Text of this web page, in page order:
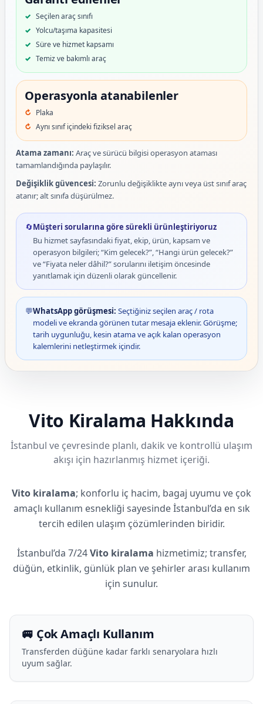
Seçilen araç sınıfı
Yolcu/taşıma kapasitesi
Süre ve hizmet kapsamı
Temiz ve bakımlı araç
Operasyonla atanabilenler
Plaka
Aynı sınıf içindeki fiziksel araç
Atama zamanı: Araç ve sürücü bilgisi operasyon ataması
tamamlandığında paylaşılır.
Değişiklik güvencesi: Zorunlu değişiklikte aynı veya üst sınıf araç
atanır; alt sınıfa düşürülmez.
🔄Müşteri sorularına göre sürekli ürünleştiriyoruz
Bu hizmet sayfasındaki fiyat, ekip, ürün, kapsam ve
operasyon bilgileri; “Kim gelecek?”, “Hangi ürün gelecek?”
ve “Fiyata neler dâhil?” sorularını iletişim öncesinde
yanıtlamak için düzenli olarak güncellenir.
💬WhatsApp görüşmesi: Seçtiğiniz seçilen araç / rota
modeli ve ekranda görünen tutar mesaja eklenir. Görüşme;
tarih uygunluğu, kesin atama ve açık kalan operasyon
kalemlerini netleştirmek içindir.
Vito Kiralama Hakkında
İstanbul ve çevresinde planlı, dakik ve kontrollü ulaşım
akışı için hazırlanmış hizmet içeriği.
Vito kiralama; konforlu iç hacim, bagaj uyumu ve çok
amaçlı kullanım esnekliği sayesinde İstanbul’da en sık
tercih edilen ulaşım çözümlerinden biridir.
İstanbul’da 7/24Vito kiralama hizmetimiz; transfer,
düğün, etkinlik, günlük plan ve şehirler arası kullanım
için sunulur.
🚐 Çok Amaçlı Kullanım
Transferden düğüne kadar farklı senaryolara hızlı
uyum sağlar.